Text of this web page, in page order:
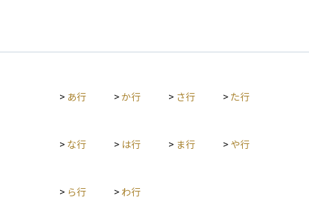
> あ行 >か行 > さ行 > た行
> な行 > は行 > ま行 > や行
> ら行 > わ行